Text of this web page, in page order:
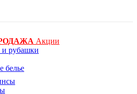
Акции
и рубашки
белье